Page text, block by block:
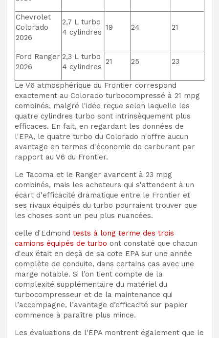
Chevrolet
Colorado
2026
2,7 L turbo
4 cylindres
19 24 21
Ford Ranger
2026
2,3 L turbo
4 cylindres
21 25 23
Le V6 atmosphérique du Frontier correspond
exactement au Colorado turbocompressé à 21 mpg
combinés, malgré l'idée reçue selon laquelle les
quatre cylindres turbo sont intrinsèquement plus
efficaces. En fait, en regardant les données de
l'EPA, le quatre turbo du Colorado n'offre aucun
avantage en termes d'économie de carburant par
rapport au V6 du Frontier.
Le Tacoma et le Ranger avancent à 23 mpg
combinés, mais les acheteurs qui s'attendent à un
écart d'efficacité dramatique entre le Frontier et
ses rivaux équipés du turbo pourraient trouver que
les choses sont un peu plus nuancées.
celle d'Edmond tests à long terme des trois
camions équipés de turbo ont constaté que chacun
d'eux était en deçà de sa cote EPA sur une année
complète de conduite, dans certains cas avec une
marge notable. Si l’on tient compte de la
complexité supplémentaire du matériel du
turbocompresseur et de la maintenance qui
l’accompagne, l’avantage d’efficacité sur papier
commence à paraître plus mince.
Les évaluations de l'EPA montrent également que le